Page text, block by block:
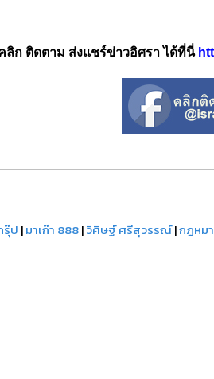
ลิก ติดตาม ส่งแชร์ข่าวอิศรา ได้ที่นี่
ป |มาเก๊า 888|วิศิษฐ์ ศรีสุวรรณ์|กฎหม